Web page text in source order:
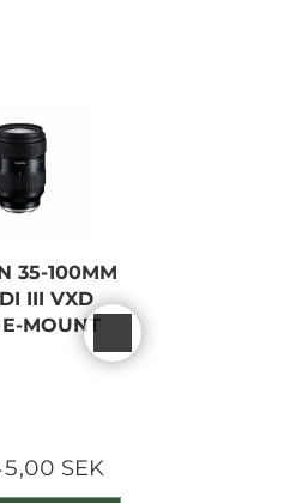
35-100MM
III VXD
MOUNT
SEK